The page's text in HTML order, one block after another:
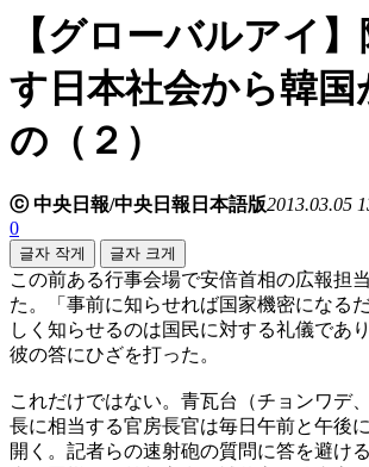
【グローバルアイ
す日本社会から韓国
の（２）
ⓒ 中央日報/中央日報日本語版2013.03.05
0
글자 작게 글자 크게
この前ある行事会場で安倍首相の広報担
た。「事前に知らせれば国家機密になる
しく知らせるのは国民に対する礼儀であ
彼の答にひざを打った。
これだけではない。青瓦台（チョンワデ
長に相当する官房長官は毎日午前と午後
開く。記者らの速射砲の質問に答を避け